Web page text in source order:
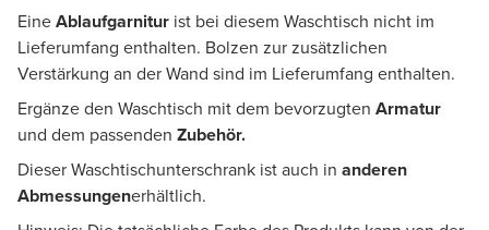
EineAblaufgarnitur ist bei diesem Waschtisch nicht im
Lieferumfang enthalten. Bolzen zur zusätzlichen
Verstärkung an der Wand sind im Lieferumfang enthalten.
Ergänze den Waschtisch mit dem bevorzugten Armatur
und dem passenden Zubehör.
Dieser Waschtischunterschrank ist auch in anderen
Abmessungenerhältlich.